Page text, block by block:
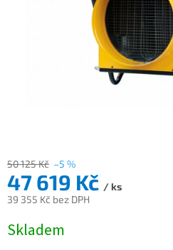
50 125 Kč –5 %
47 619 Kč / ks
39 355 Kč bez DPH
cena:
Skladem